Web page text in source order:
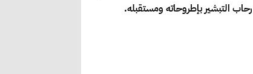
التبشير بإطروحاته ومستقبله.